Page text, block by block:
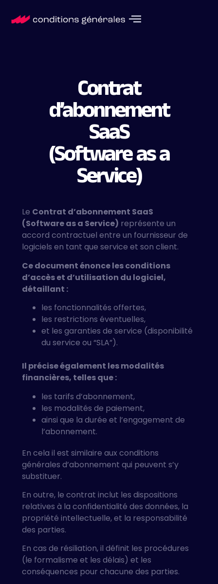
Contrat
d’abonnement
SaaS
(Software as a
Service)
Le Contrat d’abonnement SaaS
(Software as a Service) représente un
accord contractuel entre un fournisseur de
logiciels en tant que service et son client.
Ce document énonce les conditions
d’accès et d’utilisation du logiciel,
détaillant :
les fonctionnalités offertes,
les restrictions éventuelles,
et les garanties de service (disponibilité
du service ou “SLA”).
Il précise également les modalités
financières, telles que :
les tarifs d’abonnement,
les modalités de paiement,
ainsi que la durée et l’engagement de
l’abonnement.
En cela il est similaire aux conditions
générales d’abonnement qui peuvent s’y
substituer.
En outre, le contrat inclut les dispositions
relatives à la confidentialité des données, la
propriété intellectuelle, et la responsabilité
des parties.
En cas de résiliation, il définit les procédures
(le formalisme et les délais) et les
conséquences pour chacune des parties.